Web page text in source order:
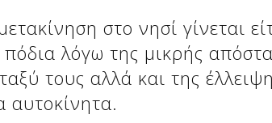
στο νησί γίνεται
πόδια λόγω της μικρής
τους αλλά και της
αυτοκίνητα.